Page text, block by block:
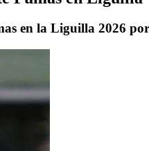
en la Liguilla 2026